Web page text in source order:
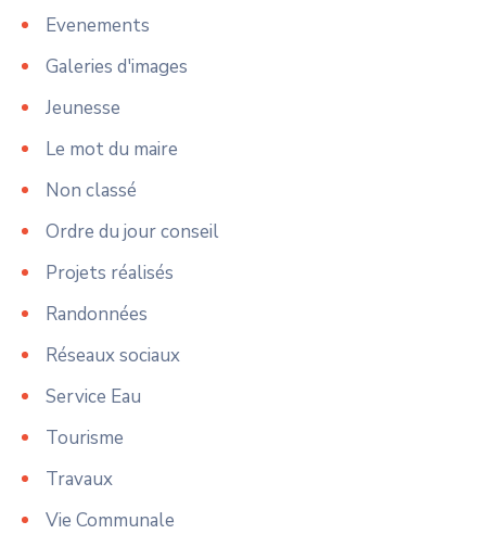
Evenements
Galeries d'images
Jeunesse
Le mot du maire
Non classé
Ordre du jour conseil
Projets réalisés
Randonnées
Réseaux sociaux
Service Eau
Tourisme
Travaux
Vie Communale